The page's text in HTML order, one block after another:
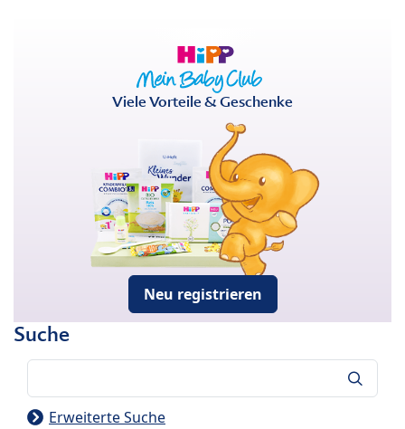
Viele Vorteile & Geschenke
Neu registrieren
Suche
Erweiterte Suche